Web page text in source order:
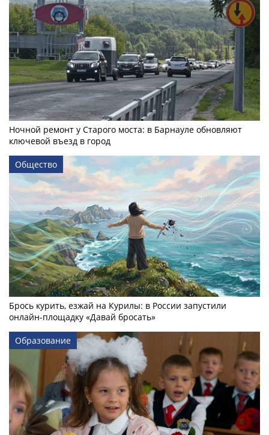
Ночной ремонт у Старого моста: в Барнауле обновляют
ключевой въезд в город
Общество
Брось курить, езжай на Курилы: в России запустили
онлайн-­площадку «Давай бросать»
Образование